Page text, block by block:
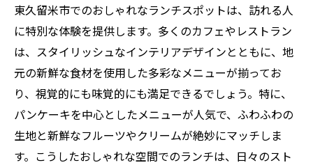
東久留米市でのおしゃれなランチスポットは、訪れる人
に特別な体験を提供します。多くのカフェやレストラン
は、スタイリッシュなインテリアデザインとともに、地
元の新鮮な食材を使用した多彩なメニューが揃ってお
り、視覚的にも味覚的にも満足できるでしょう。特に、
パンケーキを中心としたメニューが人気で、ふわふわの
生地と新鮮なフルーツやクリームが絶妙にマッチしま
す。こうしたおしゃれな空間でのランチは、日々のスト